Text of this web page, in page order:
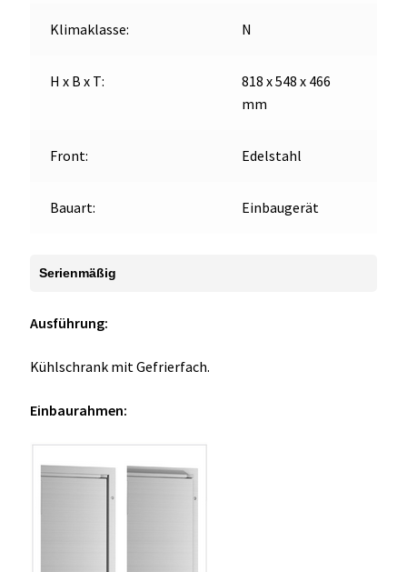
Klimaklasse: N
H x B x T:
818 x 548 x 466
mm
Front: Edelstahl
Bauart: Einbaugerät
Serienmäßig
Ausführung:
Kühlschrank mit Gefrierfach.
Einbaurahmen: